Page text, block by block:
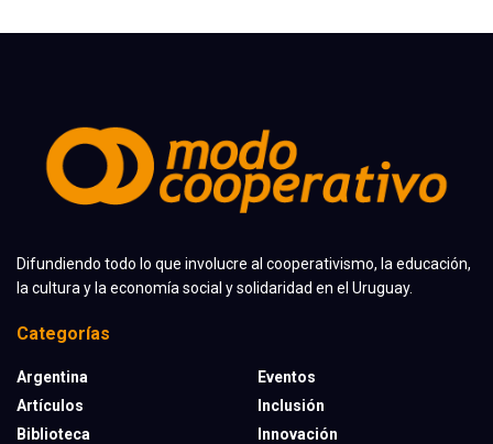
Difundiendo todo lo que involucre al cooperativismo, la educación,
la cultura y la economía social y solidaridad en el Uruguay.
Categorías
Argentina
Artículos
Biblioteca
Eventos
Inclusión
Innovación